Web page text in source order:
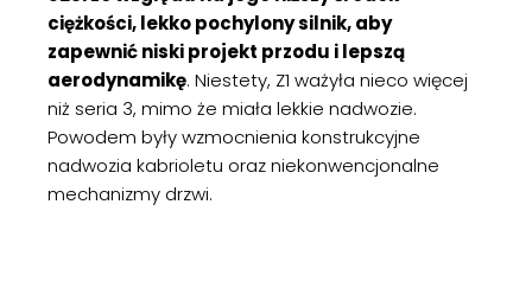
ciężkości, lekko pochylony silnik, aby
zapewnić niski projekt przodu i lepszą
aerodynamikę. Niestety, Z1 ważyła nieco więcej
niż seria 3, mimo że miała lekkie nadwozie.
Powodem były wzmocnienia konstrukcyjne
nadwozia kabrioletu oraz niekonwencjonalne
mechanizmy drzwi.